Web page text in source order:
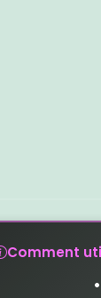
Comment
•